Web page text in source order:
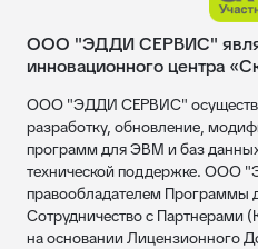
ООО "ЭДДИ СЕРВИС"
инновационного центра
ООО "ЭДДИ СЕРВИС"
разработку, обновление,
программ для ЭВМ и баз
технической поддержке. ООО
правообладателем Программы
Сотрудничество с Партнерами
на основании Лицензионного